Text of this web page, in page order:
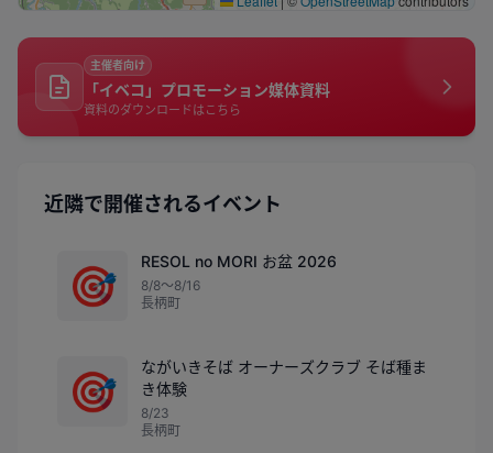
主催者向け
「イベコ」プロモーション媒体資料
資料のダウンロードはこちら
近隣で開催されるイベント
🎯
RESOL no MORI お盆 2026
8/8〜8/16
長柄町
🎯
ながいきそば オーナーズクラブ そば種ま
き体験
8/23
長柄町